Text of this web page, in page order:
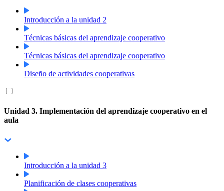
Introducción a la unidad 2
Técnicas básicas del aprendizaje cooperativo
Técnicas básicas del aprendizaje cooperativo
Diseño de actividades cooperativas
Unidad 3. Implementación del aprendizaje cooperativo en el
aula
Introducción a la unidad 3
Planificación de clases cooperativas